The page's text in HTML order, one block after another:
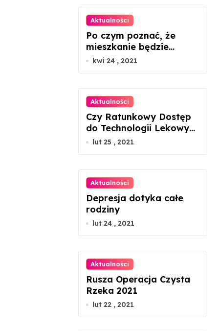
Aktualności
Po czym poznać, że
mieszkanie będzie
ustawne, patrząc tylko
kwi 24 , 2021
Aktualności
Czy Ratunkowy Dostęp
do Technologii Lekowych
uratuje chorego z
lut 25 , 2021
Aktualności
Depresja dotyka całe
rodziny
lut 24 , 2021
Aktualności
Rusza Operacja Czysta
Rzeka 2021
lut 22 , 2021